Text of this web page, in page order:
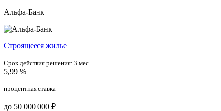
Альфа-Банк
Cтроящееся жилье
Срок действия решения: 3 мес.
5,99 %
процентная ставка
до 50 000 000 ₽